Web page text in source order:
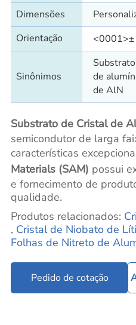
Dimensões
Orientação
<0001>±
Sinônimos
de
de AlN
Substrato de Cristal de
semicondutor de larga
características
Materials (SAM) possui
e fornecimento de
qualidade.
Produtos relacionados:
, Cristal de Niobato de
Folhas de Nitreto de
Pedido de cotação